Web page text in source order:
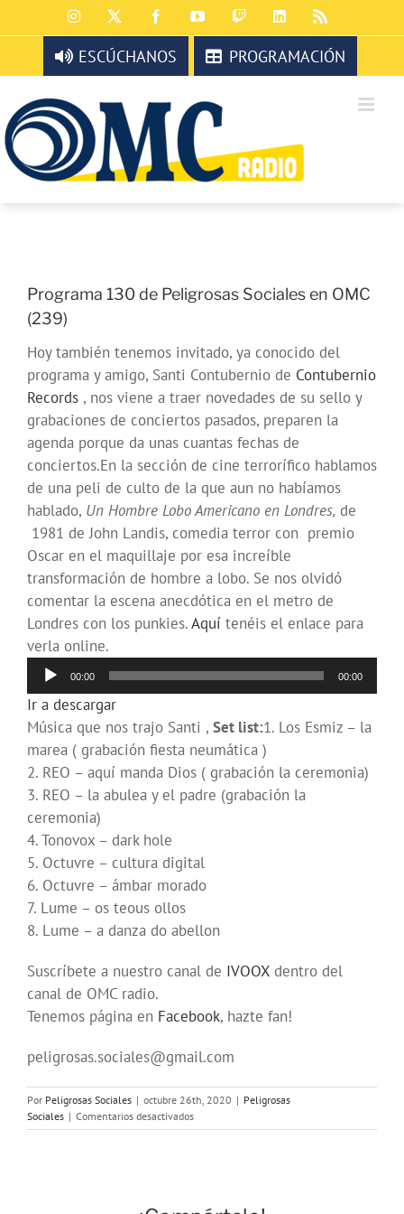
al
contenido
Instagram FacebookYouTubeTwitchLinkedIn
ESCÚCHANOS PROGRAMACIÓN
Programa 130 de Peligrosas Sociales en OMC
(239)
Hoy también tenemos invitado, ya conocido del
programa y amigo, Santi Contubernio de Contubernio
Records , nos viene a traer novedades de su sello y
grabaciones de conciertos pasados, preparen la
agenda porque da unas cuantas fechas de
conciertos.En la sección de cine terrorífico hablamos
de una peli de culto de la que aun no habíamos
hablado, Un Hombre Lobo Americano en Londres, de
1981 de John Landis, comedia terror con premio
Oscar en el maquillaje por esa increíble
transformación de hombre a lobo. Se nos olvidó
comentar la escena anecdótica en el metro de
Londres con los punkies.Aquí tenéis el enlace para
verla online.
Reproductor
de
audio
00:00 00:00
Ir a descargar
Música que nos trajo Santi , Set list:1. Los Esmiz – la
marea ( grabación fiesta neumática )
2. REO – aquí manda Dios ( grabación la ceremonia)
3. REO – la abulea y el padre (grabación la
ceremonia)
4. Tonovox – dark hole
5. Octuvre – cultura digital
6. Octuvre – ámbar morado
7. Lume – os teous ollos
8. Lume – a danza do abellon
Suscríbete a nuestro canal de IVOOX dentro del
canal de OMC radio.
Tenemos página en Facebook, hazte fan!
peligrosas.sociales@gmail.com
Por Peligrosas Sociales | octubre 26th, 2020 | Peligrosas
Sociales | Comentarios desactivadosen
Programa